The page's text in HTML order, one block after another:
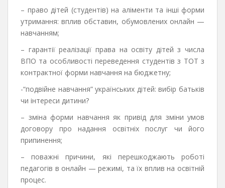
– право дітей (студентів) на аліменти та інші форми
утримання: вплив обставин, обумовлених онлайн —
навчанням;
– гарантії реалізації права на освіту дітей з числа
ВПО та особливості переведення студентів з ТОТ з
контрактної форми навчання на бюджетну;
-“подвійне навчання” українських дітей: вибір батьків
чи інтереси дитини?
– зміна форми навчання як привід для зміни умов
договору про надання освітніх послуг чи його
припинення;
– поважні причини, які перешкоджають роботі
педагогів в онлайн — режимі, та їх вплив на освітній
процес.